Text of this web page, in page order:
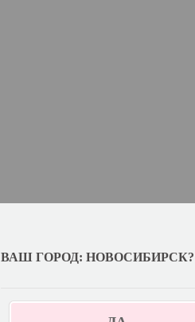
ВАШ ГОРОД: НОВОСИБИРСК?